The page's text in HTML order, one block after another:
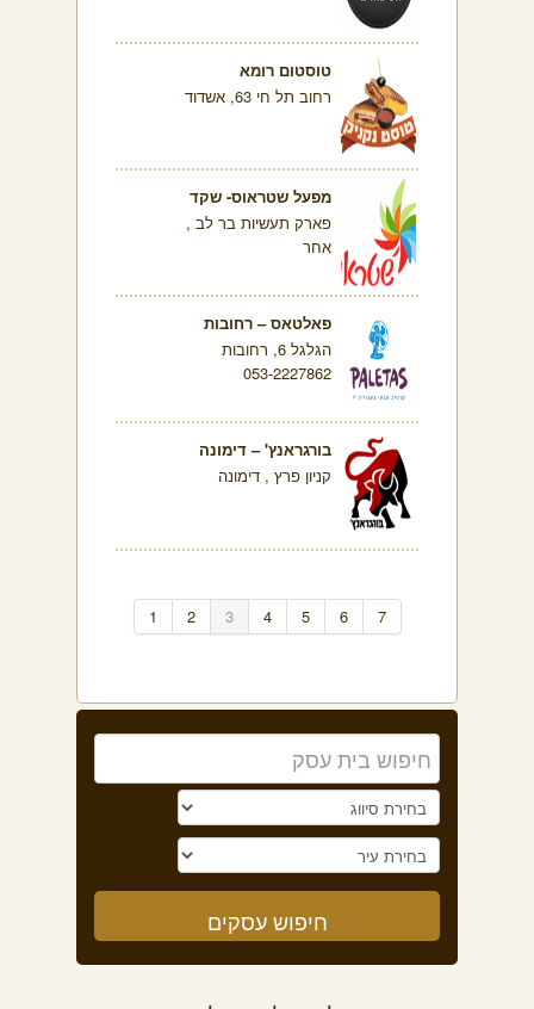
טוסטום רומא
רחוב תל חי 63, אשדוד
מפעל שטראוס- שקד
פארק תעשיות בר לב ,
אחר
פאלטאס – רחובות
הגלגל 6, רחובות
053-2227862
בורגראנץ' – דימונה
קניון פרץ , דימונה
1 2 3 4 5 6 7